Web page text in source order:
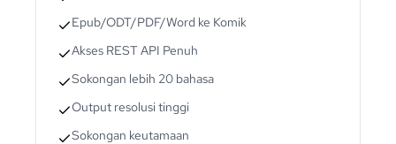
Epub/ODT/PDF/Word ke Komik
Akses REST API Penuh
Sokongan lebih 20 bahasa
Output resolusi tinggi
Sokongan keutamaan